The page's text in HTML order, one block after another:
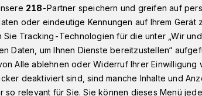
Wuppertal lädt zur offenen Chorprobe
218-Partner speichern und greifen auf
oder eindeutige Kennungen auf Ihrem Gerät
Sie Tracking-Technologien für die unter „Wir
Daten, um Ihnen Dienste bereitzustellen“
Alle ablehnen oder Widerruf Ihrer
deaktiviert sind, sind manche Inhalte und
so relevant für Sie. Sie können dieses Menü